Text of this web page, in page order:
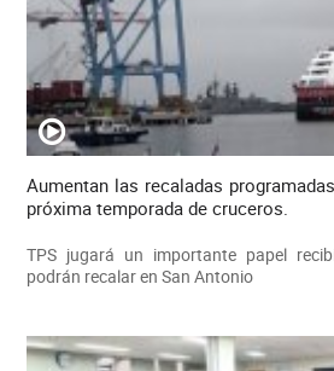
Aumentan las recaladas
próxima temporada de cruceros.
TPS jugará un importante papel
podrán recalar en San Antonio